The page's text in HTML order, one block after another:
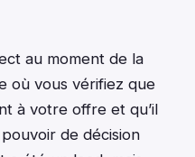
au moment de la
où vous vérifiez que
à votre offre et qu’il
de décision